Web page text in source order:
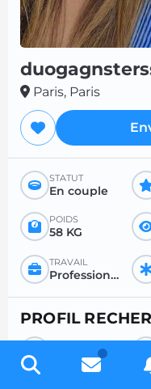
Paris, Paris
STATUT
En couple
POIDS
58 KG
TRAVAIL
Profession libérale
PROFIL
RECHERCHE
Couple